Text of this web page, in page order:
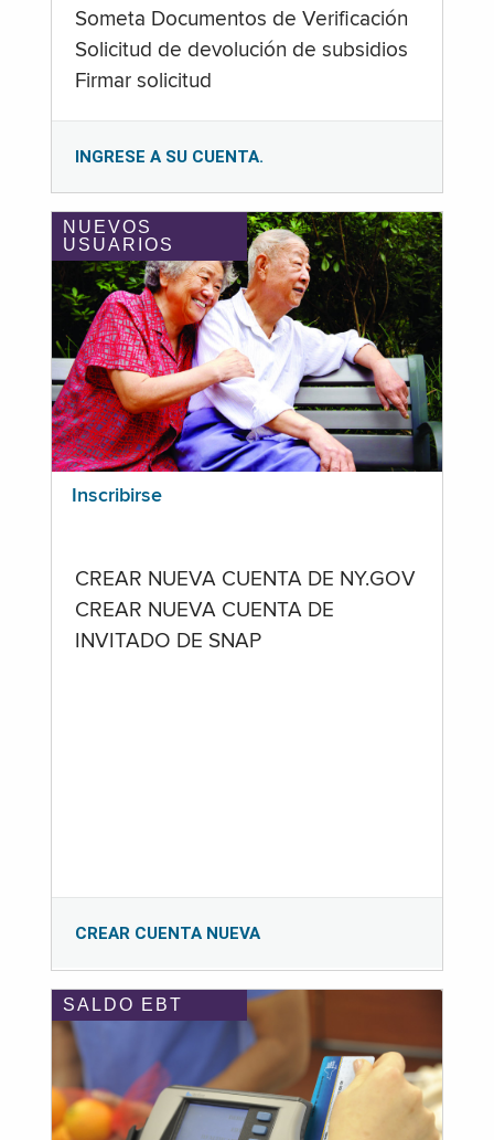
Someta Documentos de Verificación
Solicitud de devolución de subsidios
Firmar solicitud
INGRESE A SU CUENTA.
NUEVOS
USUARIOS
Inscribirse
CREAR NUEVA CUENTA DE NY.GOV
CREAR NUEVA CUENTA DE
INVITADO DE SNAP
CREAR CUENTA NUEVA
SALDO EBT